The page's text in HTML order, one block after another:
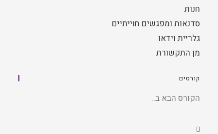
חנות
סדנאות ומפגשים חוייתיים
גלריית וידאו
מן התקשורת
קורסים
הקורס הבא ב..